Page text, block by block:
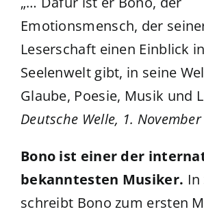
Emotionsmensch, der
Leserschaft einen Einblick
Seelenwelt gibt, in seine
Glaube, Poesie, Musik und
Deutsche Welle, 1.
Bono ist einer der
bekanntesten Musiker. In
schreibt Bono zum ersten